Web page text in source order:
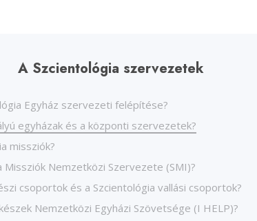
A Szcientológia szervezetek
Egyház szervezeti felépítése?
egyházak és a központi szervezetek?
missziók?
Missziók Nemzetközi Szervezete (SMI)?
csoportok és a Szcientológia vallási csoportok?
Nemzetközi Egyházi Szövetsége (I HELP)?